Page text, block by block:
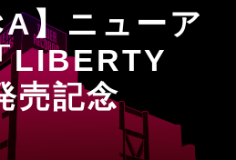
】ニューア
LIBERTY
売記念